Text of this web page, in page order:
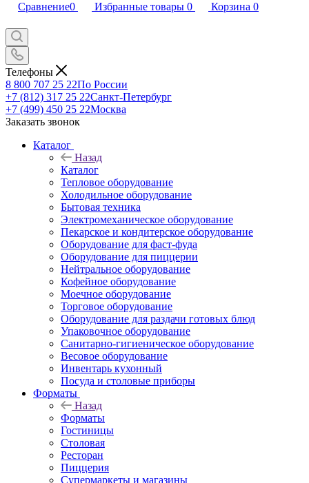
Сравнение0 Избранные товары 0 Корзина 0
Телефоны
8 800 707 25 22По России
+7 (812) 317 25 22Санкт-Петербург
+7 (499) 450 25 22Москва
Заказать звонок
Каталог
Назад
Каталог
Тепловое оборудование
Холодильное оборудование
Бытовая техника
Электромеханическое оборудование
Пекарское и кондитерское оборудование
Оборудование для фаст-фуда
Оборудование для пиццерии
Нейтральное оборудование
Кофейное оборудование
Моечное оборудование
Торговое оборудование
Оборудование для раздачи готовых блюд
Упаковочное оборудование
Санитарно-гигиеническое оборудование
Весовое оборудование
Инвентарь кухонный
Посуда и столовые приборы
Форматы
Назад
Форматы
Гостиницы
Столовая
Ресторан
Пиццерия
Супермаркеты и магазины